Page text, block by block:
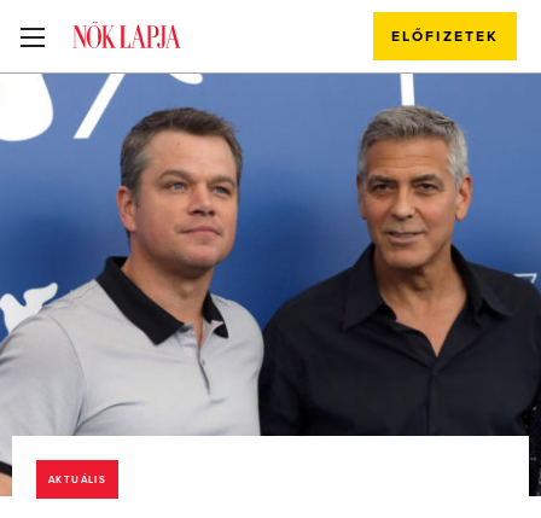
ELŐFIZETEK
AKTUÁLIS